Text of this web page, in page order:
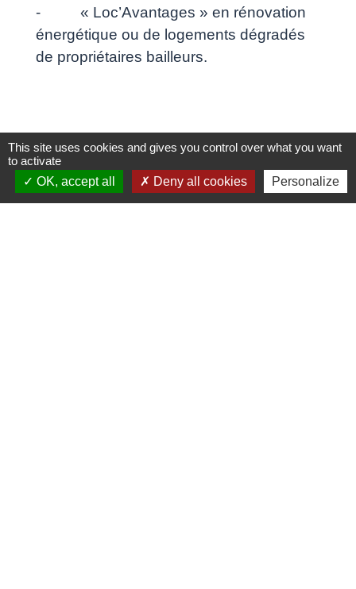
- « Loc’Avantages » en rénovation
énergétique ou de logements dégradés
de propriétaires bailleurs.
This site uses cookies and gives you control over what you want
to activate
OK, accept all
Deny all cookies Personalize